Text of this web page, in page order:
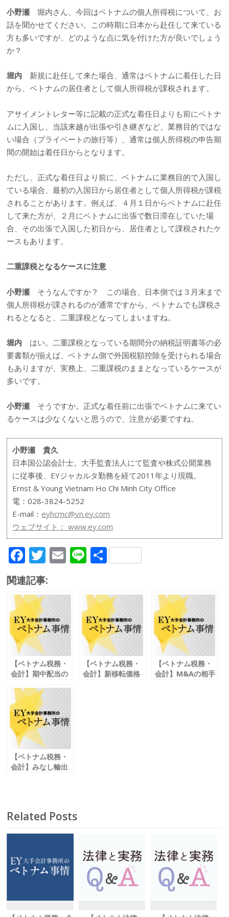
小野瀬 堀内さん、今回はベトナムの個人所得税について、お
話を聞かせてください。この時期に日本から赴任して来ている
方も多いですが、どのような点に気を付けた方が良いでしょう
か？
堀内 新規に赴任して来た場合、通常はベトナムに着任した日
から、ベトナムの居住者として個人所得税が課税されます。
アサイメントレター等に記載の正式な着任日よりも前にベトナ
ムに入国し、当該来越が出張や引き継ぎなど、業務目的ではな
い場合（プライベートの旅行等）、通常は個人所得税の申告期
間の開始は着任日からとなります。
ただし、正式な着任日より前に、ベトナムに業務目的で入国し
ている場合、最初の入国日から居住者として個人所得税が課税
されることがあります。例えば、４月１日からベトナムに赴任
して来た方が、２月にベトナムに出張で数日滞在していた場
合、その出張で入国した初日から、居住者として課税されたケ
ースもあります。
二重課税となるケースに注意
小野瀬 そうなんですか？ この場合、日本側では３月末まで
個人所得税が課されるのが通常ですから、ベトナムでも課税さ
れるとなると、二重課税となってしまいますね。
堀内 はい。二重課税となっている期間分の納税証明書等の必
要書類が揃えば、ベトナム側で外国税額控除を受けられる場合
もありますが、実務上、二重課税のままとなっているケースが
多いです。
小野瀬 そうですか。正式な着任前に出張でベトナムに来てい
るケースは少なくないと思うので、注意が必要ですね。
小野瀬 貴久
日本国公認会計士。大手監査法人にて監査や株式公開業務
に従事後、EYジャカルタ勤務を経て2011年より現職。
Ernst & Young Vietnam Ho Chi Minh City Office
電：028-3824-5252
E-mail： eyhcmc@vn.ey.com
ウェブサイト：www.ey.com
F
ac
e
b
o
o
k
T
itt
er
E
l
Li 共
関連記事:
【ベトナム税務・
会計】期中配当の
海外への支払の可
否
【ベトナム税務・
会計】新移転価格
【ベトナム税務・
会計】M&Aの相手
【ベトナム税務・
会計】みなし輸出
Related Posts